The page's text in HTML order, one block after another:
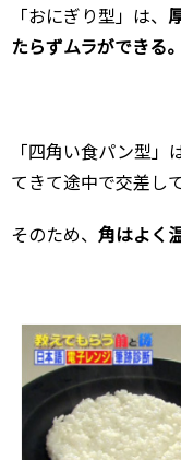
「おにぎり型」は、
たらずムラができる。
「四角い食パン型
てきて途中で交差し
そのため、 角はよく